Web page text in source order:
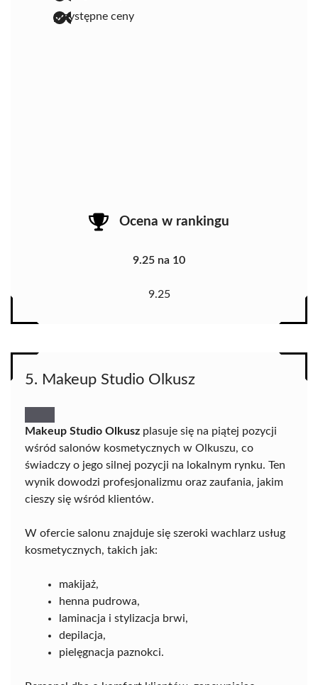
przystępne ceny
Ocena w rankingu
9.25 na 10
9.25
5. Makeup Studio Olkusz
Makeup Studio Olkusz plasuje się na piątej pozycji
wśród salonów kosmetycznych w Olkuszu, co
świadczy o jego silnej pozycji na lokalnym rynku. Ten
wynik dowodzi profesjonalizmu oraz zaufania, jakim
cieszy się wśród klientów.
W ofercie salonu znajduje się szeroki wachlarz usług
kosmetycznych, takich jak:
makijaż,
henna pudrowa,
laminacja i stylizacja brwi,
depilacja,
pielęgnacja paznokci.